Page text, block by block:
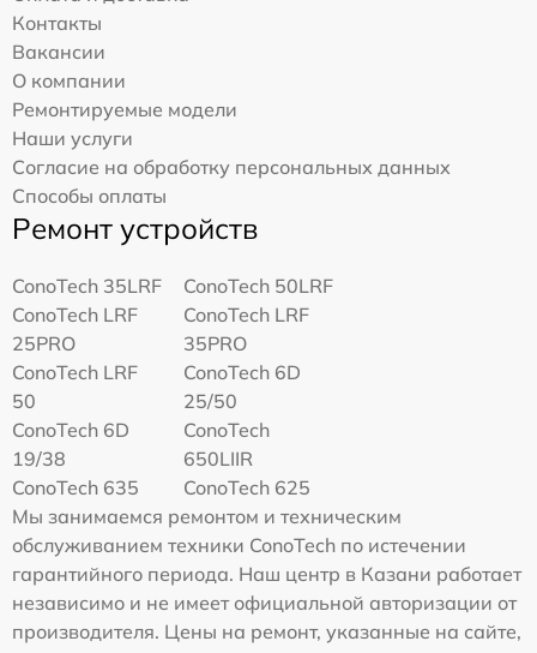
Контакты
Вакансии
О компании
Ремонтируемые модели
Наши услуги
Согласие на обработку персональных данных
Способы оплаты
Ремонт устройств
ConoTech 35LRF
ConoTech 50LRF
ConoTech LRF
25PRO
ConoTech LRF
35PRO
ConoTech LRF
50
ConoTech 6D
25/50
ConoTech 6D
19/38
ConoTech
650LIIR
ConoTech 635
ConoTech 625
Мы занимаемся ремонтом и техническим
обслуживанием техники ConoTech по истечении
гарантийного периода. Наш центр в Казани работает
независимо и не имеет официальной авторизации от
производителя. Цены на ремонт, указанные на сайте,